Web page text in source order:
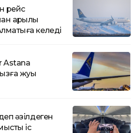
рейс
арқылы
келеді
Astana
жуық
әзілдеген
іс